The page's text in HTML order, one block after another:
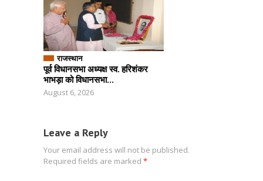
राजस्थान
पूर्व विधानसभा अध्यक्ष स्व. हरिशंकर
भाभड़ा को विधानसभा...
August 6, 2026
Leave a Reply
Your email address will not be published.
Required fields are marked *